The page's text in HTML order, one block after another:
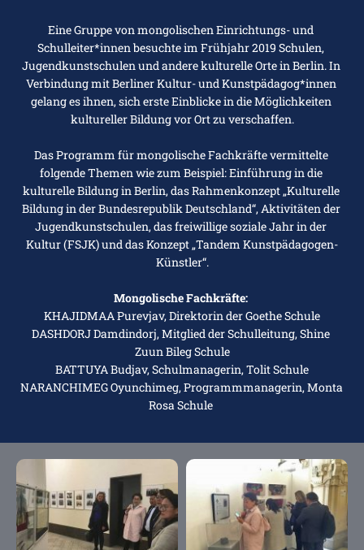
Eine Gruppe von mongolischen Einrichtungs- und
Schulleiter*innen besuchte im Frühjahr 2019 Schulen,
Jugendkunstschulen und andere kulturelle Orte in Berlin. In
Verbindung mit Berliner Kultur- und Kunstpädagog*innen
gelang es ihnen, sich erste Einblicke in die Möglichkeiten
kultureller Bildung vor Ort zu verschaffen.
Das Programm für mongolische Fachkräfte vermittelte
folgende Themen wie zum Beispiel: Einführung in die
kulturelle Bildung in Berlin, das Rahmenkonzept „Kulturelle
Bildung in der Bundesrepublik Deutschland“, Aktivitäten der
Jugendkunstschulen, das freiwillige soziale Jahr in der
Kultur (FSJK) und das Konzept „Tandem Kunstpädagogen-
Künstler“.
Mongolische Fachkräfte:
KHAJIDMAA Purevjav, Direktorin der Goethe Schule
DASHDORJ Damdindorj, Mitglied der Schulleitung, Shine
Zuun Bileg Schule
BATTUYA Budjav, Schulmanagerin, Tolit Schule
NARANCHIMEG Oyunchimeg, Programmmanagerin, Monta
Rosa Schule